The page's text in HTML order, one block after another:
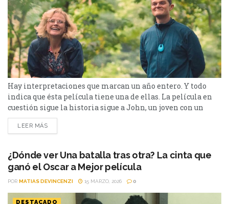
Hay interpretaciones que marcan un año entero. Y todo
indica que ésta película tiene una de ellas. La película en
cuestión sigue la historia sigue a John, un joven con un
futuro prometedor cuya vida cambia por completo cuando,
en el colegio, comienzan a aparecer tics involuntarios y
de ese momento, enfrenta...
LEER MÁS
¿Dónde ver Una batalla tras otra? La cinta que
ganó el Oscar a Mejor película
POR MATIAS DEVINCENZI 15 MARZO, 2026 0
DESTACADO